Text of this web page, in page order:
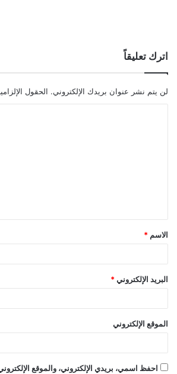
اترك تعليقاً
لن يتم نشر عنوان بريدك الإلكتروني. الحقول
ق
*
الاسم *
البريد الإلكتروني *
الموقع الإلكتروني
احفظ اسمي، بريدي الإلكتروني، والموقع